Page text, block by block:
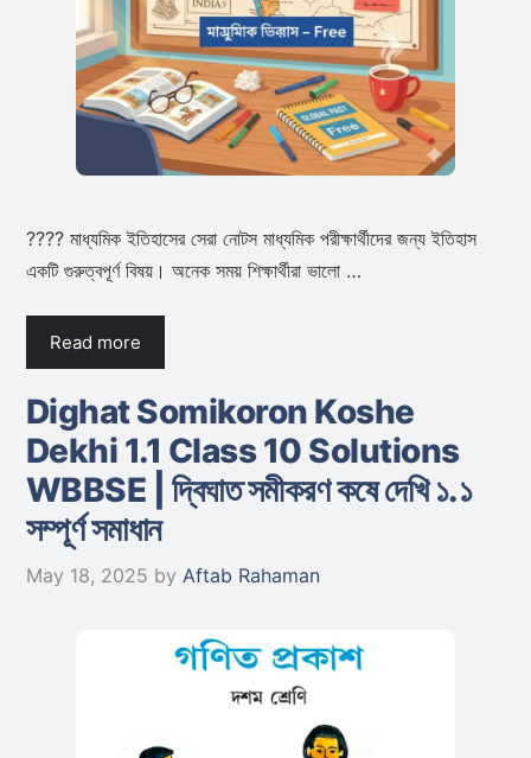
???? মাধ্যমিক ইতিহাসের সেরা নোটস মাধ্যমিক পরীক্ষার্থীদের জন্য ইতিহাস
একটি গুরুত্বপূর্ণ বিষয়। অনেক সময় শিক্ষার্থীরা ভালো …
Read more
Dighat Somikoron Koshe
Dekhi 1.1 Class 10 Solutions
WBBSE | দ্বিঘাত সমীকরণ কষে দেখি ১.১
সম্পূর্ণ সমাধান
May 18, 2025 by Aftab Rahaman